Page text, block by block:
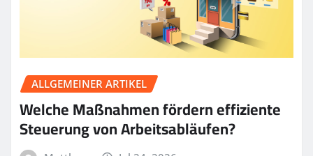
ALLGEMEINER ARTIKEL
Welche Maßnahmen fördern effiziente
Steuerung von Arbeitsabläufen?